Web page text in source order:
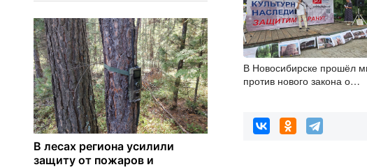
В Новосибирске прошёл
против нового закона о